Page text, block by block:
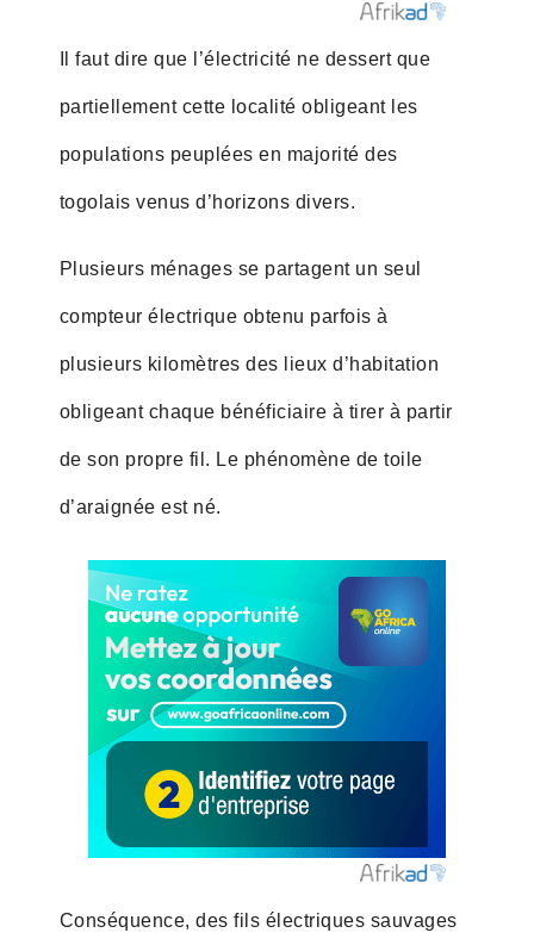
Il faut dire que l’électricité ne dessert que
partiellement cette localité obligeant les
populations peuplées en majorité des
togolais venus d’horizons divers.
Plusieurs ménages se partagent un seul
compteur électrique obtenu parfois à
plusieurs kilomètres des lieux d’habitation
obligeant chaque bénéficiaire à tirer à partir
de son propre fil. Le phénomène de toile
d’araignée est né.
Conséquence, des fils électriques sauvages